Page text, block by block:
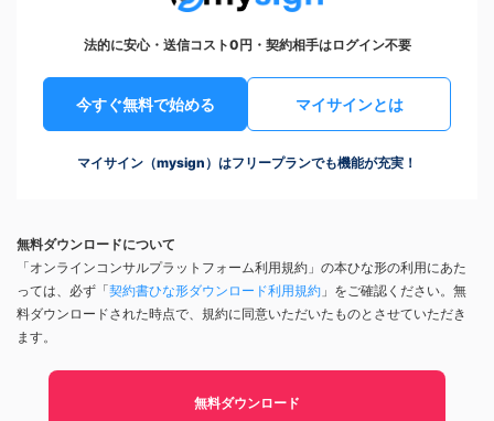
法的に安心・送信コスト0円・契約相手はログイン不要
今すぐ無料で始める マイサインとは
マイサイン（mysign）はフリープランでも機能が充実！
無料ダウンロードについて
「オンラインコンサルプラットフォーム利用規約」の本ひな形の利用にあた
っては、必ず「契約書ひな形ダウンロード利用規約 」をご確認ください。無
料ダウンロードされた時点で、規約に同意いただいたものとさせていただき
ます。
無料ダウンロード